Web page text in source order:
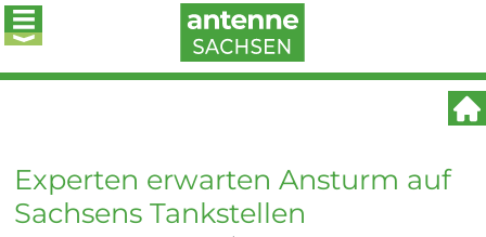
Experten erwarten Ansturm auf
Sachsens Tankstellen